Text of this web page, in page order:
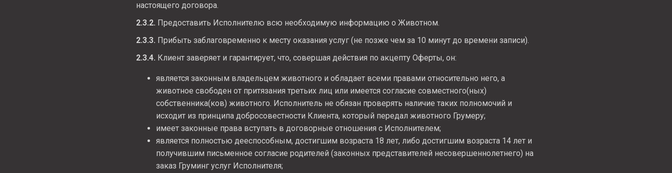
настоящего договора.
2.3.2. Предоставить Исполнителю всю необходимую информацию о Животном.
2.3.3. Прибыть заблаговременно к месту оказания услуг (не позже чем за 10 минут до времени записи).
2.3.4. Клиент заверяет и гарантирует, что, совершая действия по акцепту Оферты, он:
является законным владельцем животного и обладает всеми правами относительно него, а
животное свободен от притязания третьих лиц или имеется согласие совместного(ных)
собственника(ков) животного. Исполнитель не обязан проверять наличие таких полномочий и
исходит из принципа добросовестности Клиента, который передал животного Грумеру;
имеет законные права вступать в договорные отношения с Исполнителем;
является полностью дееспособным, достигшим возраста 18 лет, либо достигшим возраста 14 лет и
получившим письменное согласие родителей (законных представителей несовершеннолетнего) на
заказ Груминг услуг Исполнителя;